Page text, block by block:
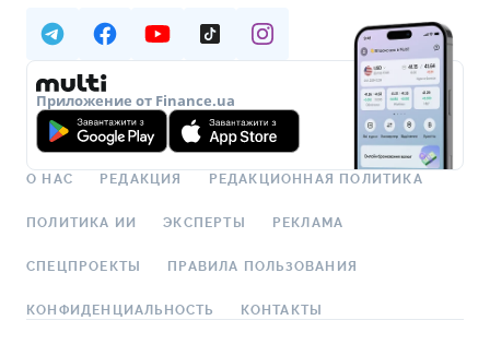
Приложение от Finance.ua
О НАС РЕДАКЦИЯ РЕДАКЦИОННАЯ ПОЛИТИКА
ПОЛИТИКА ИИ ЭКСПЕРТЫ РЕКЛАМА
СПЕЦПРОЕКТЫ ПРАВИЛА ПОЛЬЗОВАНИЯ
КОНФИДЕНЦИАЛЬНОСТЬ КОНТАКТЫ